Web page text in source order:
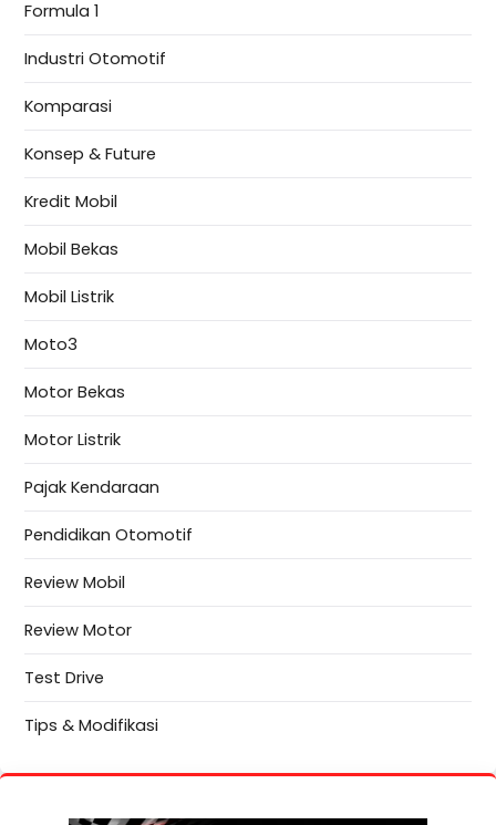
Formula 1
Industri Otomotif
Komparasi
Konsep & Future
Kredit Mobil
Mobil Bekas
Mobil Listrik
Moto3
Motor Bekas
Motor Listrik
Pajak Kendaraan
Pendidikan Otomotif
Review Mobil
Review Motor
Test Drive
Tips & Modifikasi